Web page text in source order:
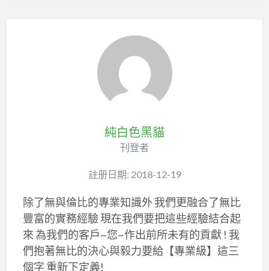
純白色黑貓
刊登者
註册日期: 2018-12-19
除了無與倫比的專業知識外 我們更融合了無比
豐富的實務經驗 現在我們要把這些經驗結合起
來 為我們的客戶~您~作出前所未有的貢獻 ! 我
們抱著無比的決心與毅力要給【專業級】這三
個字 重新下定義!